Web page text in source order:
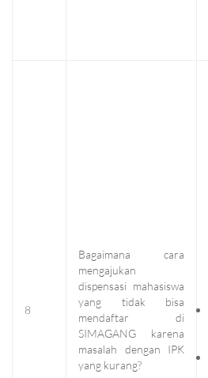
8
Bagaimana cara
mengajukan
dispensasi mahasiswa
yang tidak bisa
mendaftar di
SIMAGANG karena
masalah dengan IPK
yang kurang?